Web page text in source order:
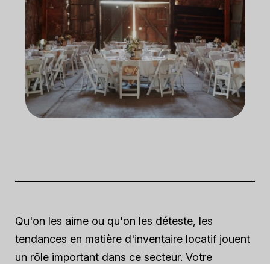
Qu'on les aime ou qu'on les déteste, les
tendances en matière d'inventaire locatif jouent
un rôle important dans ce secteur. Votre